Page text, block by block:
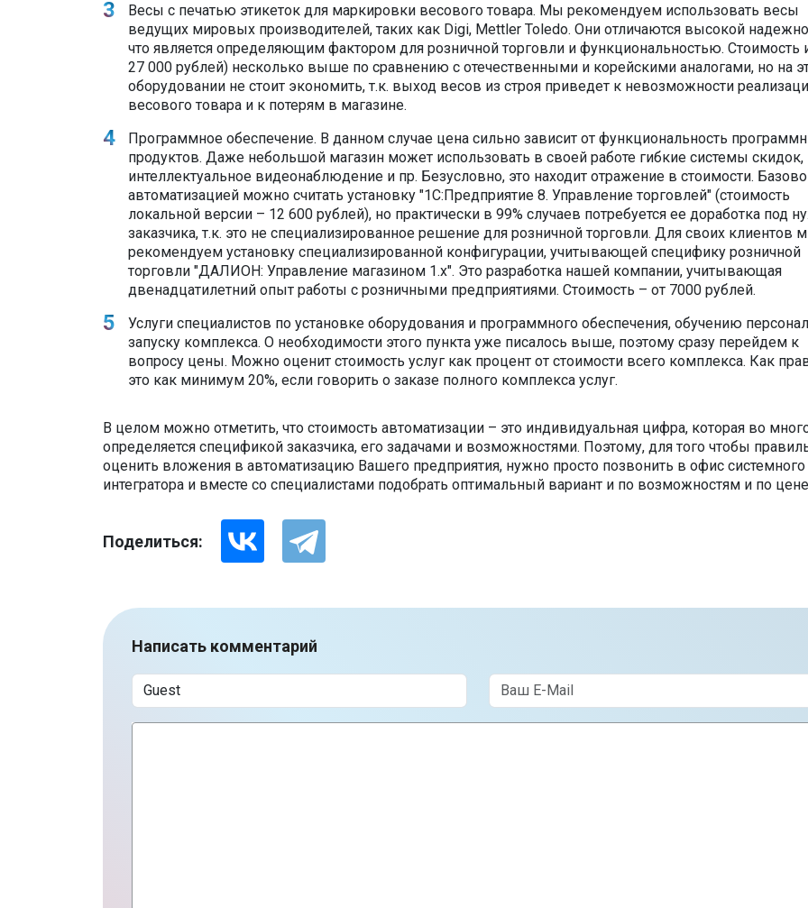
Весы с печатью этикеток для маркировки весового товара. Мы рекомендуем использовать весы
ведущих мировых производителей, таких как Digi, Mettler Toledo. Они отличаются высокой
что является определяющим фактором для розничной торговли и функциональностью. Стоимость
27 000 рублей) несколько выше по сравнению с отечественными и корейскими аналогами, но на
оборудовании не стоит экономить, т.к. выход весов из строя приведет к невозможности
весового товара и к потерям в магазине.
Программное обеспечение. В данном случае цена сильно зависит от функциональность
продуктов. Даже небольшой магазин может использовать в своей работе гибкие системы скидок,
интеллектуальное видеонаблюдение и пр. Безусловно, это находит отражение в стоимости.
автоматизацией можно считать установку "1С:Предприятие 8. Управление торговлей" (стоимость
локальной версии – 12 600 рублей), но практически в 99% случаев потребуется ее доработка под
заказчика, т.к. это не специализированное решение для розничной торговли. Для своих клиентов
рекомендуем установку специализированной конфигурации, учитывающей специфику розничной
торговли "ДАЛИОН: Управление магазином 1.х". Это разработка нашей компании, учитывающая
двенадцатилетний опыт работы с розничными предприятиями. Стоимость – от 7000 рублей.
Услуги специалистов по установке оборудования и программного обеспечения, обучению
запуску комплекса. О необходимости этого пункта уже писалось выше, поэтому сразу перейдем к
вопросу цены. Можно оценит стоимость услуг как процент от стоимости всего комплекса. Как
это как минимум 20%, если говорить о заказе полного комплекса услуг.
В целом можно отметить, что стоимость автоматизации – это индивидуальная цифра, которая во
определяется спецификой заказчика, его задачами и возможностями. Поэтому, для того чтобы
оценить вложения в автоматизацию Вашего предприятия, нужно просто позвонить в офис системного
интегратора и вместе со специалистами подобрать оптимальный вариант и по возможностям и по
Поделиться:
Написать комментарий